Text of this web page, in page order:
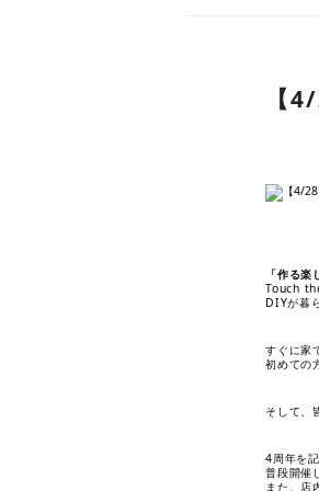
【
「作る
Touch
DIYが暮
すぐに家
初めての
そして、
4周年を
普段開催
また、店